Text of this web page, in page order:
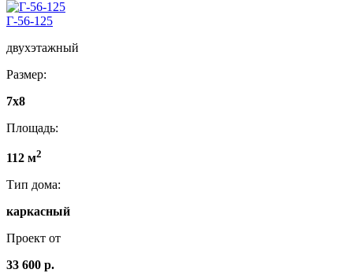
Г-56-125
двухэтажный
Размер:
7х8
Площадь:
112 м2
Тип дома:
каркасный
Проект от
33 600 р.